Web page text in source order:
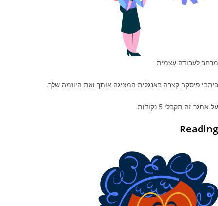
מרחב לעבודה עצמית
כיתבי פיסקה קצרה באנגלית המציגה אותך ואת היוזמה שלך.
על אתגר זה תקבלי 5 נקודות
Reading